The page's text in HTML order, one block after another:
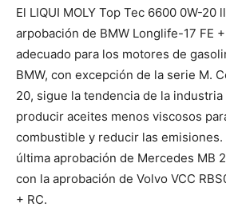
El LIQUI MOLY Top Tec 6600 0W-20
arpobación de BMW Longlife-17 FE
adecuado para los motores de
BMW, con excepción de la serie M.
20, sigue la tendencia de la
producir aceites menos viscosos
combustible y reducir las emisiones.
última aprobación de Mercedes MB
con la aprobación de Volvo VCC
+ RC.